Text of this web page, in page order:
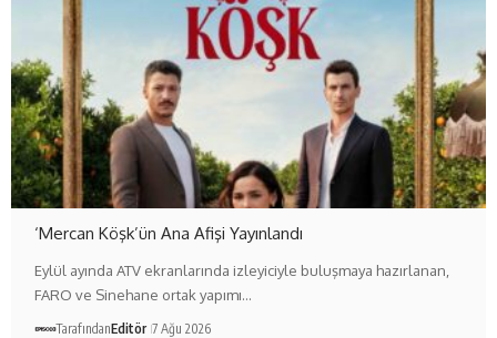
‘Mercan Köşk’ün Ana Afişi Yayınlandı
Eylül ayında ATV ekranlarında izleyiciyle buluşmaya hazırlanan,
FARO ve Sinehane ortak yapımı…
TarafındanEditör 7 Ağu 2026